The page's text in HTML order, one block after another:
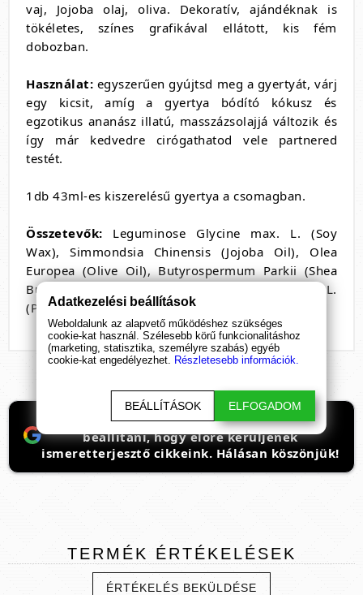
vaj, Jojoba olaj, oliva. Dekoratív, ajándéknak is
tökéletes, színes grafikával ellátott, kis fém
dobozban.
Használat: egyszerűen gyújtsd meg a gyertyát, várj
egy kicsit, amíg a gyertya bódító kókusz és
egzotikus ananász illatú, masszázsolajjá változik és
így már kedvedre cirógathatod vele partnered
testét.
1db 43ml-es kiszerelésű gyertya a csomagban.
Összetevők: Leguminose Glycine max. L. (Soy
Wax), Simmondsia Chinensis (Jojoba Oil), Olea
Europea (Olive Oil), Butyrospermum Parkii (Shea
Butter), Cocos Nucifera (Coconut Oil), Elaeis L.
(Palm Kernel Oil), Fragrance.
Ha támogatnád a munkánkat, itt tudod
beállítani, hogy előre kerüljenek
ismeretterjesztő cikkeink. Hálásan köszönjük!
TERMÉK ÉRTÉKELÉSEK
ÉRTÉKELÉS BEKÜLDÉSE
Adatkezelési beállítások
Weboldalunk az alapvető működéshez szükséges
cookie-kat használ. Szélesebb körű funkcionalitáshoz
(marketing, statisztika, személyre szabás) egyéb
cookie-kat engedélyezhet. Részletesebb információk.
BEÁLLÍTÁSOK ELFOGADOM